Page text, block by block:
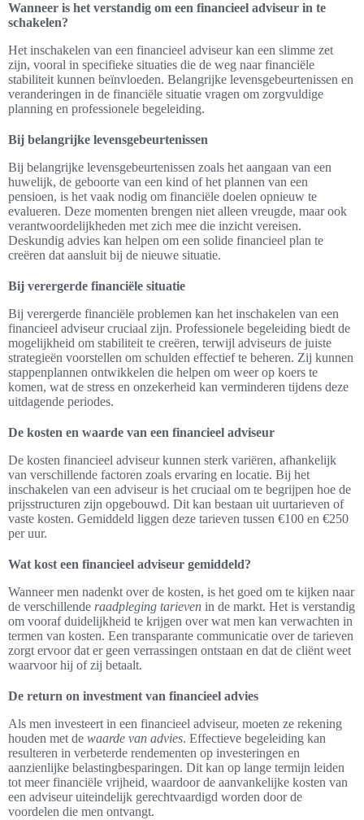
Wanneer is het verstandig om een financieel adviseur in te
schakelen?
Het inschakelen van een financieel adviseur kan een slimme zet
zijn, vooral in specifieke situaties die de weg naar financiële
stabiliteit kunnen beïnvloeden. Belangrijke levensgebeurtenissen en
veranderingen in de financiële situatie vragen om zorgvuldige
planning en professionele begeleiding.
Bij belangrijke levensgebeurtenissen
Bij belangrijke levensgebeurtenissen zoals het aangaan van een
huwelijk, de geboorte van een kind of het plannen van een
pensioen, is het vaak nodig om financiële doelen opnieuw te
evalueren. Deze momenten brengen niet alleen vreugde, maar ook
verantwoordelijkheden met zich mee die inzicht vereisen.
Deskundig advies kan helpen om een solide financieel plan te
creëren dat aansluit bij de nieuwe situatie.
Bij verergerde financiële situatie
Bij verergerde financiële problemen kan het inschakelen van een
financieel adviseur cruciaal zijn. Professionele begeleiding biedt de
mogelijkheid om stabiliteit te creëren, terwijl adviseurs de juiste
strategieën voorstellen om schulden effectief te beheren. Zij kunnen
stappenplannen ontwikkelen die helpen om weer op koers te
komen, wat de stress en onzekerheid kan verminderen tijdens deze
uitdagende periodes.
De kosten en waarde van een financieel adviseur
De kosten financieel adviseur kunnen sterk variëren, afhankelijk
van verschillende factoren zoals ervaring en locatie. Bij het
inschakelen van een adviseur is het cruciaal om te begrijpen hoe de
prijsstructuren zijn opgebouwd. Dit kan bestaan uit uurtarieven of
vaste kosten. Gemiddeld liggen deze tarieven tussen €100 en €250
per uur.
Wat kost een financieel adviseur gemiddeld?
Wanneer men nadenkt over de kosten, is het goed om te kijken naar
de verschillende raadpleging tarieven in de markt. Het is verstandig
om vooraf duidelijkheid te krijgen over wat men kan verwachten in
termen van kosten. Een transparante communicatie over de tarieven
zorgt ervoor dat er geen verrassingen ontstaan en dat de cliënt weet
waarvoor hij of zij betaalt.
De return on investment van financieel advies
Als men investeert in een financieel adviseur, moeten ze rekening
houden met de waarde van advies. Effectieve begeleiding kan
resulteren in verbeterde rendementen op investeringen en
aanzienlijke belastingbesparingen. Dit kan op lange termijn leiden
tot meer financiële vrijheid, waardoor de aanvankelijke kosten van
een adviseur uiteindelijk gerechtvaardigd worden door de
voordelen die men ontvangt.